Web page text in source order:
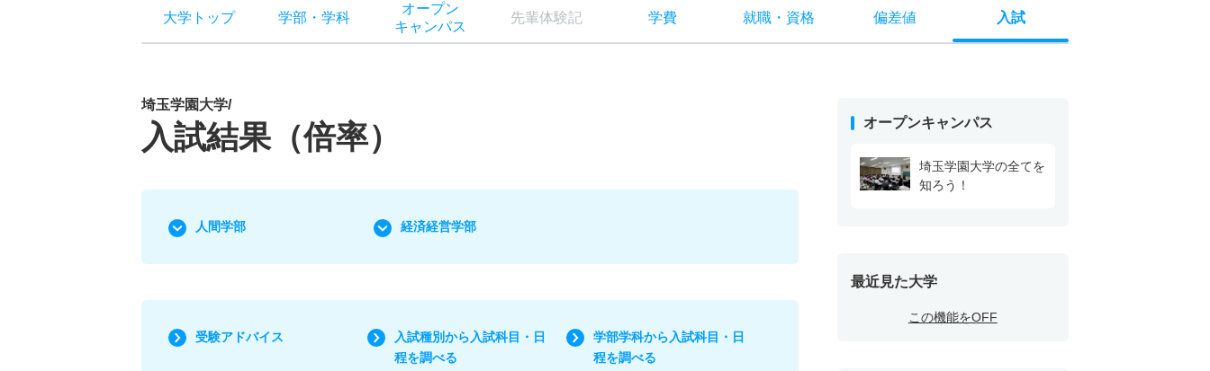
大学トップ 学部 ・ 学科
オープン
キャンパス
先輩体験記 学費 就職・ 資格 偏差値 入試
埼玉学園大学/
入試結果（倍率）
人間学部 経済経営学部
受験アドバイス
入試種別から入試科目・日
程を調べる
学部学科から入試科目・日
程を調べる
オープンキャンパス
埼玉学園大学の全てを
知ろう！
最近見た大学
この機能をOFF